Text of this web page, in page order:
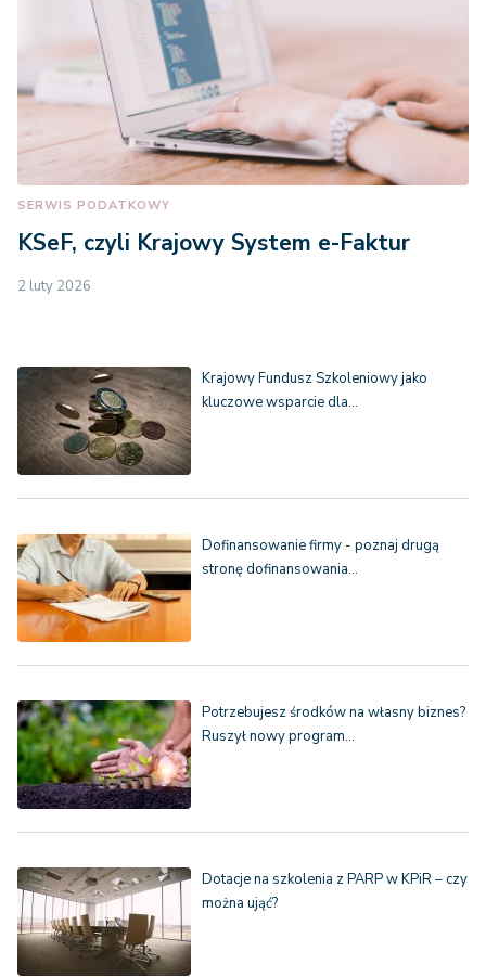
SERWIS PODATKOWY
KSeF, czyli Krajowy System e-Faktur
2 luty 2026
Krajowy Fundusz Szkoleniowy jako
kluczowe wsparcie dla…
Dofinansowanie firmy - poznaj drugą
stronę dofinansowania…
Potrzebujesz środków na własny biznes?
Ruszył nowy program…
Dotacje na szkolenia z PARP w KPiR – czy
można ująć?